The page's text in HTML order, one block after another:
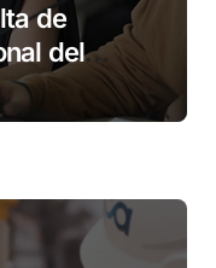
de
del
afuera a
de 20 años